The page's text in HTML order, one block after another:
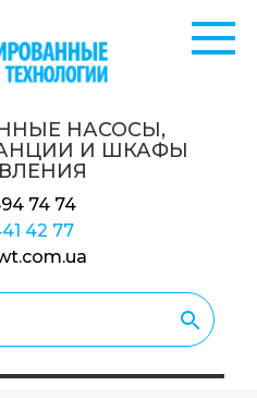
НАСОСЫ,
И ШКАФЫ
74 74
42 77